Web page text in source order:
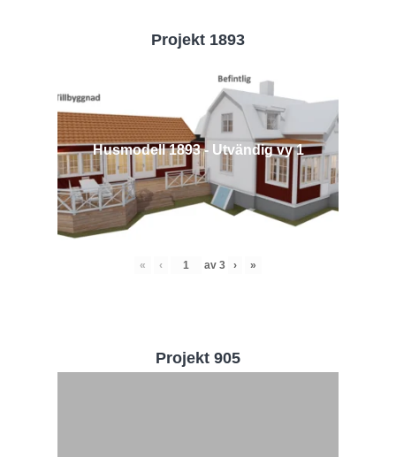
Projekt 1893
Husmodell 1893 - Utvändig vy 1
« ‹ av 3 › »
Projekt 905